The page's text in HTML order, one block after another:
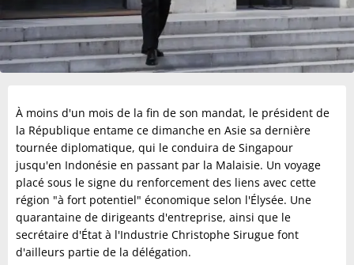
À moins d'un mois de la fin de son mandat, le président de
la République entame ce dimanche en Asie sa dernière
tournée diplomatique, qui le conduira de Singapour
jusqu'en Indonésie en passant par la Malaisie. Un voyage
placé sous le signe du renforcement des liens avec cette
région "à fort potentiel" économique selon l'Élysée. Une
quarantaine de dirigeants d'entreprise, ainsi que le
secrétaire d'État à l'Industrie Christophe Sirugue font
d'ailleurs partie de la délégation.